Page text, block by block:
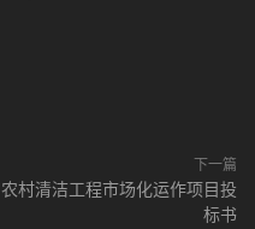
下一篇
农村清洁工程市场化运作项目投
标书